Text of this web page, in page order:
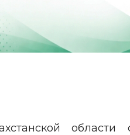
области